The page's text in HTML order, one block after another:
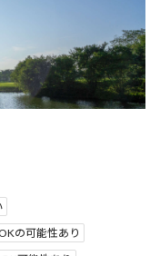
の可能性あり